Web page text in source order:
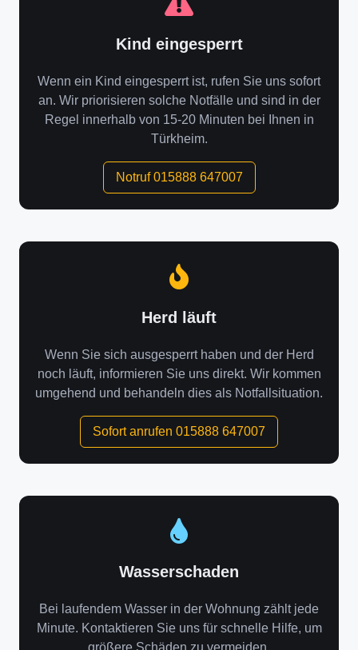
Kind eingesperrt
Wenn ein Kind eingesperrt ist, rufen Sie uns sofort
an. Wir priorisieren solche Notfälle und sind in der
Regel innerhalb von 15-20 Minuten bei Ihnen in
Türkheim.
Notruf 015888 647007
Herd läuft
Wenn Sie sich ausgesperrt haben und der Herd
noch läuft, informieren Sie uns direkt. Wir kommen
umgehend und behandeln dies als Notfallsituation.
Sofort anrufen 015888 647007
Wasserschaden
Bei laufendem Wasser in der Wohnung zählt jede
Minute. Kontaktieren Sie uns für schnelle Hilfe, um
größere Schäden zu vermeiden.